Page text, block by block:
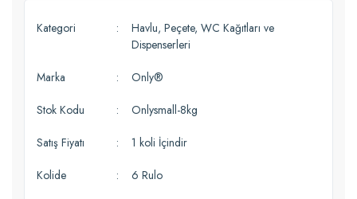
Kategori
Havlu, Peçete, WC Kağıtları ve
Dispenserleri
Marka Only®
Stok Kodu Onlysmall-8kg
Satış Fiyatı 1 koli İçindir
Kolide 6 Rulo